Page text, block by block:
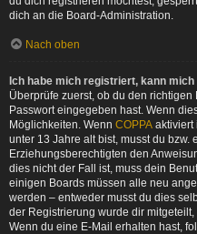
dich an die Board-Administration.
Nach oben
Ich habe mich registriert, kann
Überprüfe zuerst, ob du den
Passwort eingegeben hast. Wenn
Möglichkeiten. Wenn COPPA aktiviert
unter 13 Jahre alt bist, musst du
Erziehungsberechtigten den
dies nicht der Fall ist, muss dein
einigen Boards müssen alle neu
werden – entweder musst du dies
der Registrierung wurde dir
Wenn du eine E-Mail erhalten hast,